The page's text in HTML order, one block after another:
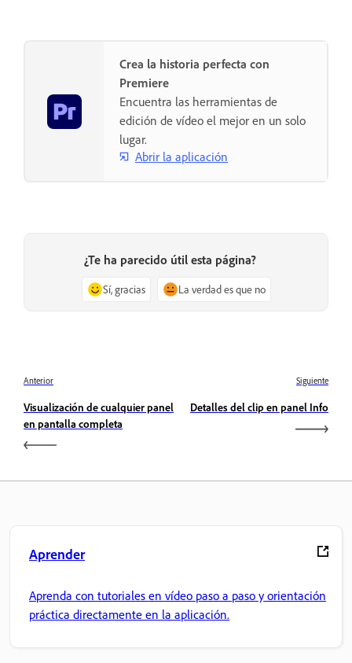
Crea la historia perfecta con
Premiere
Encuentra las herramientas de
edición de vídeo el mejor en un solo
lugar.
Abrir la aplicación
¿Te ha parecido útil esta página?
Sí, gracias La verdad es que no
Anterior
Visualización de cualquier panel
en pantalla completa
Siguiente
Detalles del clip en panel Info
Aprender
Aprenda con tutoriales en vídeo paso a paso y orientación
práctica directamente en la aplicación.